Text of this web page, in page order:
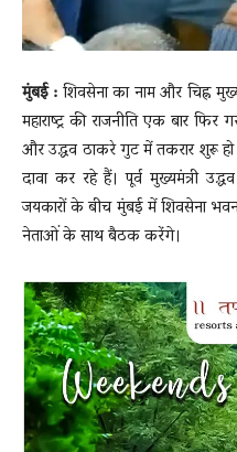
मुंबई :शिवसेना का नाम और चिह्न
महाराष्ट्र की राजनीति एक बार
और उद्धव ठाकरे गुट में तकरार शुरू
दावा कर रहे हैं। पूर्व मुख्यमंत्री
जयकारों के बीच मुंबई में शिवसेना
नेताओं के साथ बैठक करेंगे।